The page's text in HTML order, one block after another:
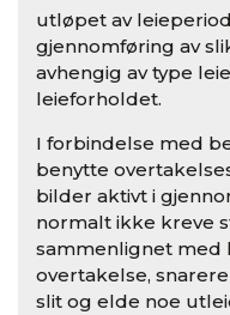
utløpet av
gjennomføring av
avhengig av type
leieforholdet.
I forbindelse med
benytte
bilder aktivt i
normalt ikke kreve
sammenlignet med
overtakelse,
slit og elde noe